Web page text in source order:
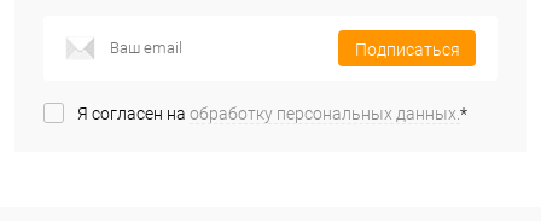
Подписаться
Я согласен на обработку персональных данных.*